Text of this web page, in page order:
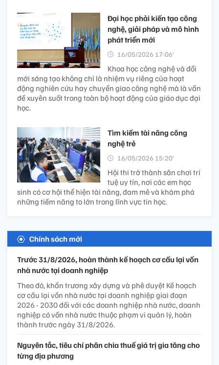
Đại học phải kiến tạo công
nghệ, giải pháp và mô hình
phát triển mới
16/05/2026 17:06’
Khoa học công nghệ và đổi
mới sáng tạo không chỉ là nhiệm vụ riêng của hoạt
động nghiên cứu hay chuyển giao công nghệ mà là vấn
đề xuyên suốt trong toàn bộ hoạt động của giáo dục đại
học.
Tìm kiếm tài năng công
nghệ trẻ
16/05/2026 15:20’
Hội thi trở thành sân chơi trí
tuệ uy tín, nơi các em học
sinh có cơ hội thể hiện tài năng, đam mê và khám phá
những tiềm năng to lớn trong lĩnh vực tin học.
Chính sách mới
Trước 31/8/2026, hoàn thành kế hoạch cơ cấu lại vốn
nhà nước tại doanh nghiệp
Theo đó, khẩn trương xây dựng và phê duyệt Kế hoạch
cơ cấu lại vốn nhà nước tại doanh nghiệp giai đoạn
2026 - 2030 đối với các doanh nghiệp nhà nước, doanh
nghiệp có vốn nhà nước thuộc phạm vi quản lý, hoàn
thành trước ngày 31/8/2026.
Nguyên tắc, tiêu chí phân chia thuế giá trị gia tăng cho
từng địa phương